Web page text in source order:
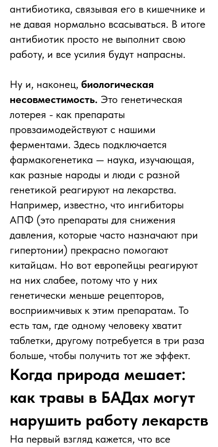
антибиотика, связывая его в кишечнике и
не давая нормально всасываться. В итоге
антибиотик просто не выполнит свою
работу, и все усилия будут напрасны.
Ну и, наконец, биологическая
несовместимость. Это генетическая
лотерея - как препараты
провзаимодействуют с нашими
ферментами. Здесь подключается
фармакогенетика — наука, изучающая,
как разные народы и люди с разной
генетикой реагируют на лекарства.
Например, известно, что ингибиторы
АПФ (это препараты для снижения
давления, которые часто назначают при
гипертонии) прекрасно помогают
китайцам. Но вот европейцы реагируют
на них слабее, потому что у них
генетически меньше рецепторов,
восприимчивых к этим препаратам. То
есть там, где одному человеку хватит
таблетки, другому потребуется в три раза
больше, чтобы получить тот же эффект.
Когда природа мешает:
как травы в БАДах могут
нарушить работу лекарств
На первый взгляд кажется, что все